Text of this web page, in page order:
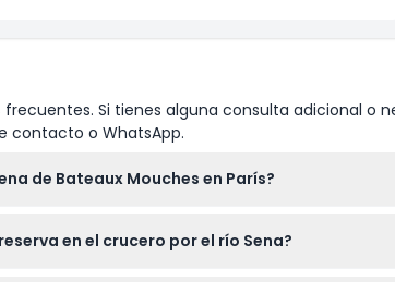
Si tienes alguna consulta adicional o
contacto o WhatsApp.
de Bateaux Mouches en París?
en el crucero por el río Sena?